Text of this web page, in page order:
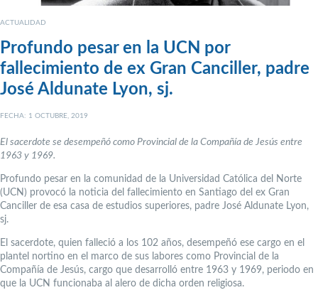
ACTUALIDAD
Profundo pesar en la UCN por
fallecimiento de ex Gran Canciller, padre
José Aldunate Lyon, sj.
FECHA: 1 OCTUBRE, 2019
El sacerdote se desempeñó como Provincial de la Compañía de Jesús entre
1963 y 1969.
Profundo pesar en la comunidad de la Universidad Católica del Norte
(UCN) provocó la noticia del fallecimiento en Santiago del ex Gran
Canciller de esa casa de estudios superiores, padre José Aldunate Lyon,
sj.
El sacerdote, quien falleció a los 102 años, desempeñó ese cargo en el
plantel nortino en el marco de sus labores como Provincial de la
Compañía de Jesús, cargo que desarrolló entre 1963 y 1969, periodo en
que la UCN funcionaba al alero de dicha orden religiosa.